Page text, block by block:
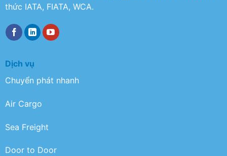
thức IATA, FIATA, WCA.
Dịch vụ
Chuyển phát nhanh
Air Cargo
Sea Freight
Door to Door